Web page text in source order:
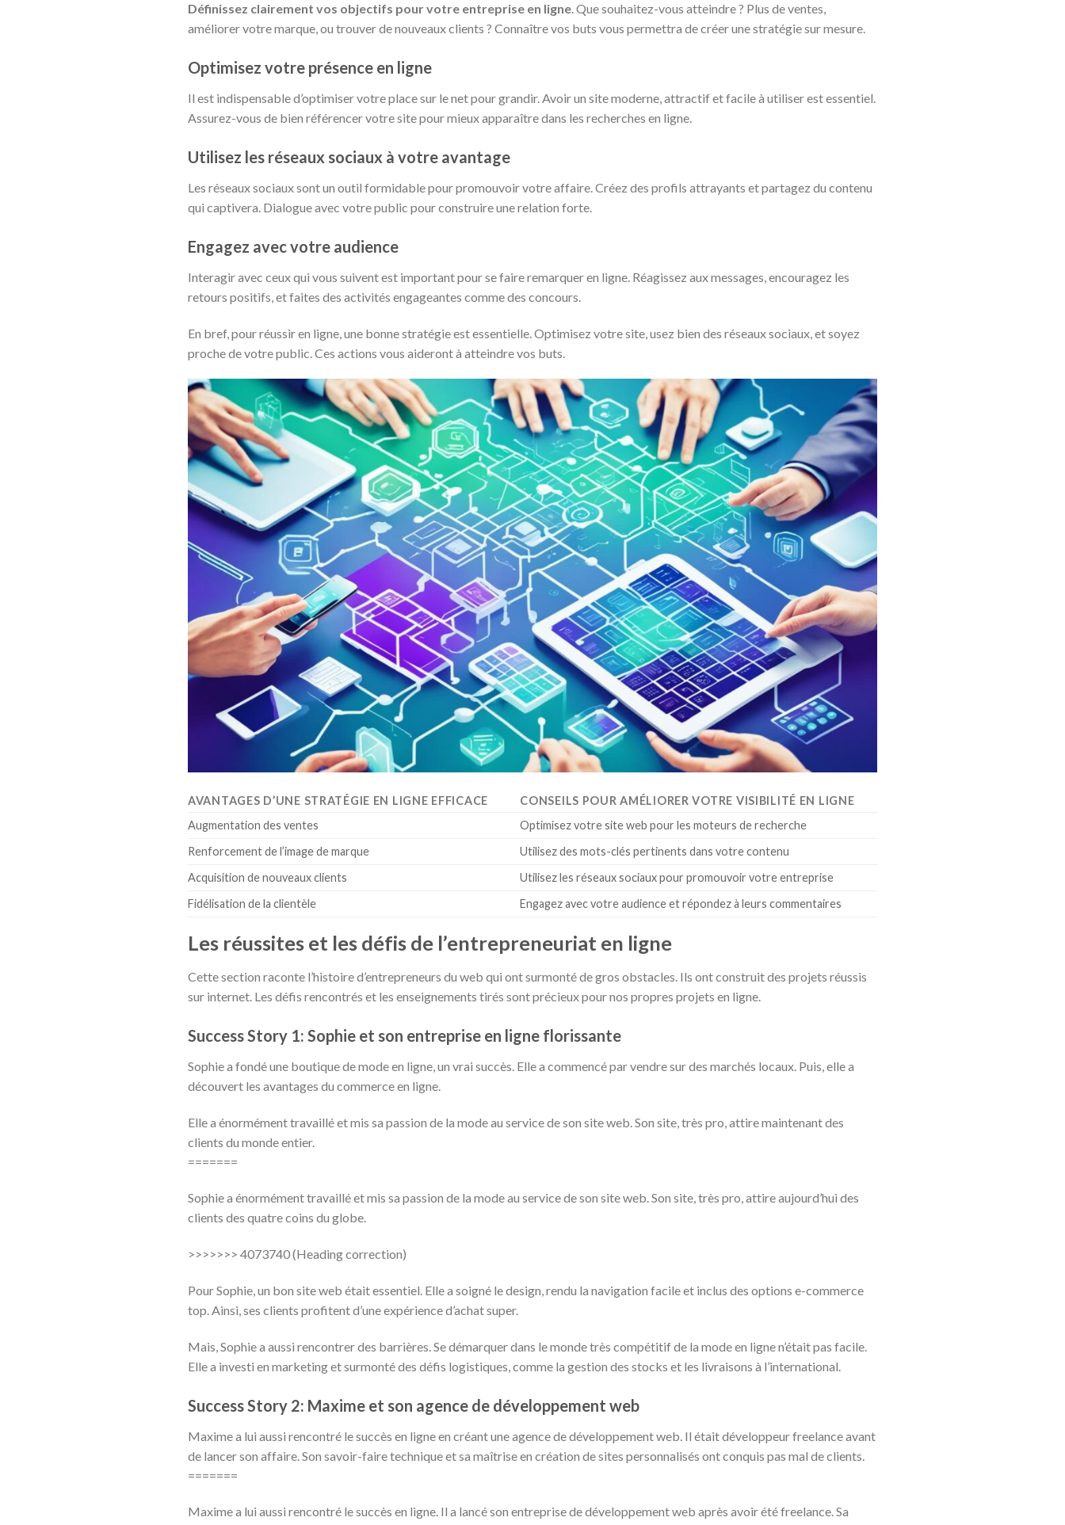
Définissez clairement vos objectifs pour votre entreprise en ligne. Que souhaitez-vous atteindre ? Plus de ventes,
améliorer votre marque, ou trouver de nouveaux clients ? Connaître vos buts vous permettra de créer une stratégie sur mesure.
Optimisez votre présence en ligne
Il est indispensable d’optimiser votre place sur le net pour grandir. Avoir un site moderne, attractif et facile à utiliser est essentiel.
Assurez-vous de bien référencer votre site pour mieux apparaître dans les recherches en ligne.
Utilisez les réseaux sociaux à votre avantage
Les réseaux sociaux sont un outil formidable pour promouvoir votre affaire. Créez des profils attrayants et partagez du contenu
qui captivera. Dialogue avec votre public pour construire une relation forte.
Engagez avec votre audience
Interagir avec ceux qui vous suivent est important pour se faire remarquer en ligne. Réagissez aux messages, encouragez les
retours positifs, et faites des activités engageantes comme des concours.
En bref, pour réussir en ligne, une bonne stratégie est essentielle. Optimisez votre site, usez bien des réseaux sociaux, et soyez
proche de votre public. Ces actions vous aideront à atteindre vos buts.
AVANTAGES D’UNE STRATÉGIE EN LIGNE EFFICACE
CONSEILS POUR AMÉLIORER VOTRE VISIBILITÉ EN LIGNE
Augmentation des ventes
Optimisez votre site web pour les moteurs de recherche
Renforcement de l’image de marque
Utilisez des mots-clés pertinents dans votre contenu
Acquisition de nouveaux clients
Utilisez les réseaux sociaux pour promouvoir votre entreprise
Fidélisation de la clientèle
Engagez avec votre audience et répondez à leurs commentaires
Les réussites et les défis de l’entrepreneuriat en ligne
Cette section raconte l’histoire d’entrepreneurs du web qui ont surmonté de gros obstacles. Ils ont construit des projets réussis
sur internet. Les défis rencontrés et les enseignements tirés sont précieux pour nos propres projets en ligne.
Success Story 1: Sophie et son entreprise en ligne florissante
Sophie a fondé une boutique de mode en ligne, un vrai succès. Elle a commencé par vendre sur des marchés locaux. Puis, elle a
découvert les avantages du commerce en ligne.
Elle a énormément travaillé et mis sa passion de la mode au service de son site web. Son site, très pro, attire maintenant des
clients du monde entier.
=======
Sophie a énormément travaillé et mis sa passion de la mode au service de son site web. Son site, très pro, attire aujourd’hui des
clients des quatre coins du globe.
>>>>>>> 4073740 (Heading correction)
Pour Sophie, un bon site web était essentiel. Elle a soigné le design, rendu la navigation facile et inclus des options e-commerce
top. Ainsi, ses clients profitent d’une expérience d’achat super.
Mais, Sophie a aussi rencontrer des barrières. Se démarquer dans le monde très compétitif de la mode en ligne n’était pas facile.
Elle a investi en marketing et surmonté des défis logistiques, comme la gestion des stocks et les livraisons à l’international.
Success Story 2: Maxime et son agence de développement web
Maxime a lui aussi rencontré le succès en ligne en créant une agence de développement web. Il était développeur freelance avant
de lancer son affaire. Son savoir-faire technique et sa maîtrise en création de sites personnalisés ont conquis pas mal de clients.
=======
Maxime a lui aussi rencontré le succès en ligne. Il a lancé son entreprise de développement web après avoir été freelance. Sa